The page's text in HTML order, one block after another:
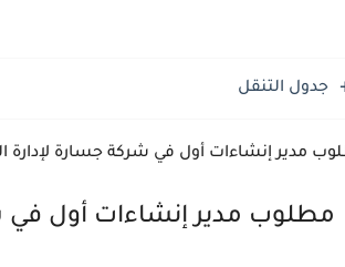
جدول التنقل
مدير إنشاءات أول في شركة جسارة لإدارة
مطلوب مدير إنشاءات أول في